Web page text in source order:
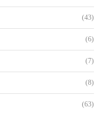
(43)
(6)
(7)
(8)
(63)